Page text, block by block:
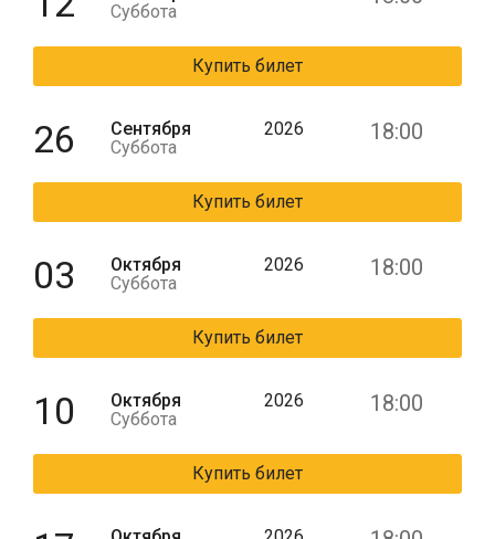
Суббота
Купить билет
26
Сентября
Суббота
2026 18:00
Купить билет
03
Октября
Суббота
2026 18:00
Купить билет
10
Октября
Суббота
2026 18:00
Купить билет